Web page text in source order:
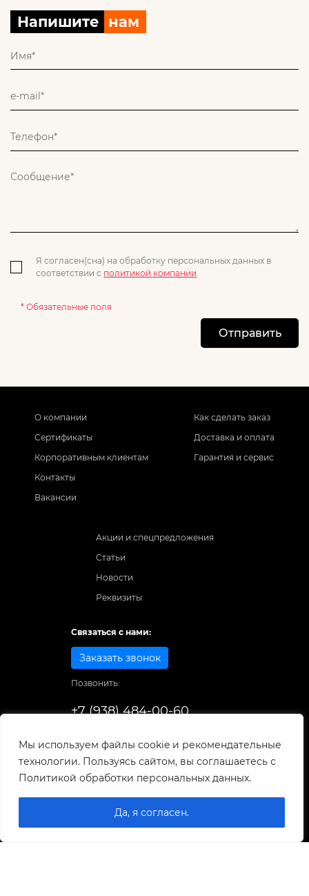
Мы используем файлы cookie и рекомендательные
технологии. Пользуясь сайтом, вы соглашаетесь с
Политикой обработки персональных данных.
Да, я согласен.
Напишите нам
Я согласен(сна) на обработку персональных данных в
соответствии с политикой компании.
* Обязательные поля
Отправить
О компании
Сертификаты
Корпоративным клиентам
Контакты
Вакансии
Как сделать заказ
Доставка и оплата
Гарантия и сервис
Акции и спецпредложения
Статьи
Новости
Реквизиты
Связаться с нами:
Заказать звонок
Позвонить:
+7 (938) 484-00-60
© 1998-2026
0